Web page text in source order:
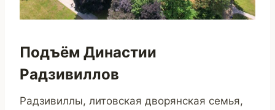
Подъём Династии
Радзивиллов
Радзивиллы, литовская дворянская семья,